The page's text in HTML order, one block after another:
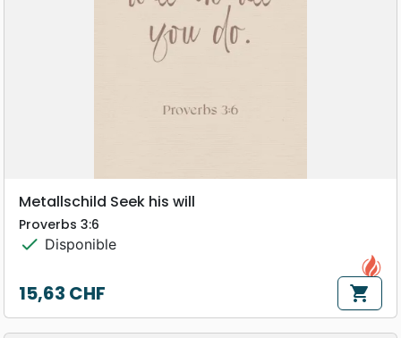
Metallschild Seek his will
Proverbs 3:6
check Disponible
Prix
15,63 CHF shopping_cart